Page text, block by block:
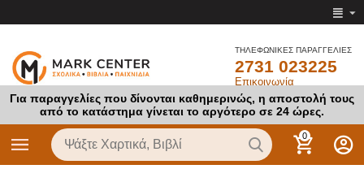
ΤΗΛΕΦΩΝΙΚΕΣ ΠΑΡΑΓΓΕΛΙΕΣ
2731 023225
Επικοινωνία
Για παραγγελίες που δίνονται καθημερινώς, η αποστολή τους
από το κατάστημα γίνεται το αργότερο σε 24 ώρες.
0